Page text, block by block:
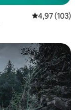
4,97 de uma
4,97 (103)